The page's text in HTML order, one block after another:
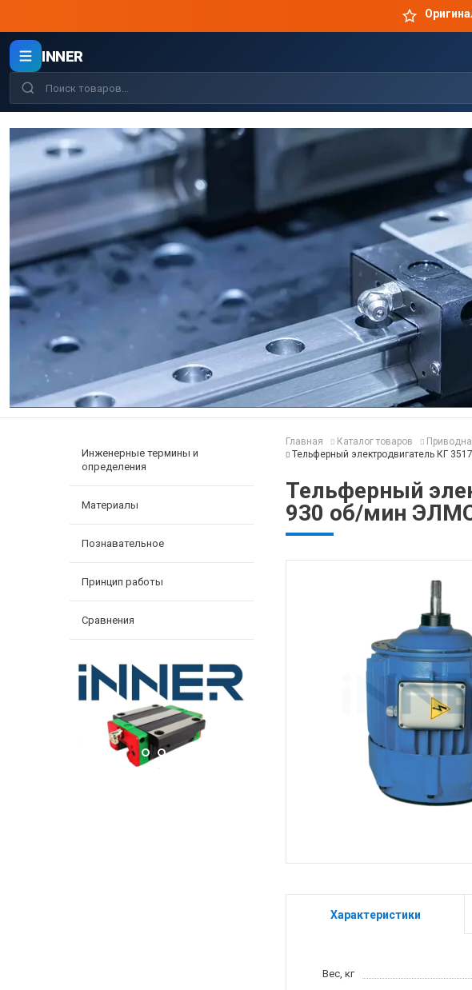
INNER
Инженерные термины и
определения
Материалы
Познавательное
Принцип работы
Сравнения
Главная Каталог товаров
Тельферный электродвигатель КГ
Тельферный
930 об/мин
Характеристики
Вес, кг